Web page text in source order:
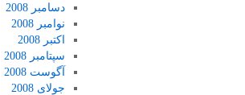
دسامبر 2008
نوامبر 2008
اکتبر 2008
سپتامبر 2008
آگوست 2008
جولای 2008